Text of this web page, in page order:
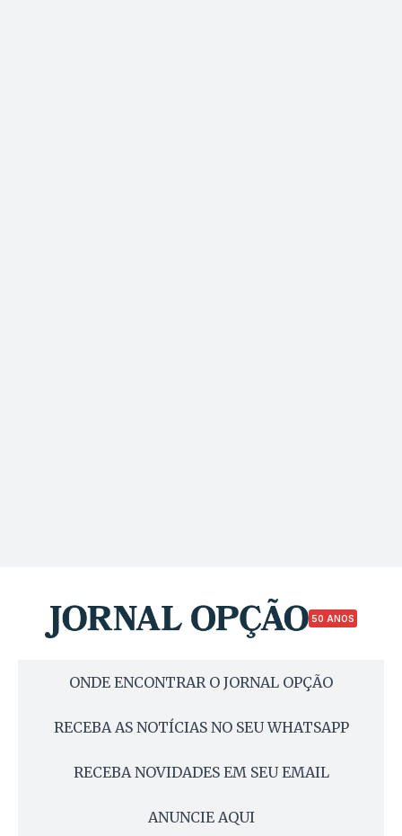
50 ANOS
ONDE ENCONTRAR O JORNAL OPÇÃO
RECEBA AS NOTÍCIAS NO SEU WHATSAPP
RECEBA NOVIDADES EM SEU EMAIL
ANUNCIE AQUI